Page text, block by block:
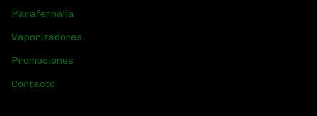
Parafernalia
Vaporizadores
Promociones
Contacto